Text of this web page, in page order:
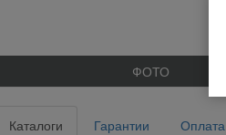
ФОТО
Каталоги Гарантии Оплата